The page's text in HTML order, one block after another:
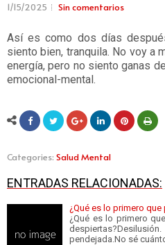
1/15/2025 Sin comentarios
Así es como dos días
siento bien, tranquila. No voy a
energía, pero no siento ganas
emocional-mental.
Categories: Salud Mental
ENTRADAS RELACIONADAS:
¿Qué es lo primero
¿Qué es lo primero
pendejada.No sé